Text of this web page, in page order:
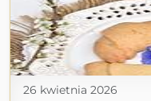
26 kwietnia 2026